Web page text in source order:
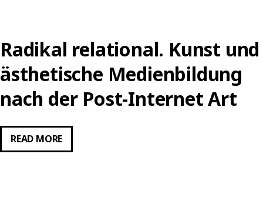
EXISTIERT
NICHT“
–
DIE
DER
ALGORITHMEN
Radikal relational. Kunst und
ästhetische Medienbildung
nach der Post-Internet Art
READ MORERADIKAL
RELATIONAL.